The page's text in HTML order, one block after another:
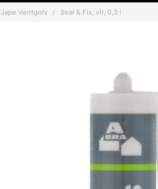
Jape Ventgolv Seal & Fix, vit, 0,3 l